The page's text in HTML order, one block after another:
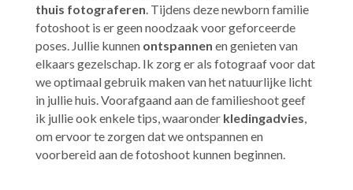
thuis fotograferen . Tijdens deze newborn familie
fotoshoot is er geen noodzaak voor geforceerde
poses. Jullie kunnen ontspannen en genieten van
elkaars gezelschap. Ik zorg er als fotograaf voor dat
we optimaal gebruik maken van het natuurlijke licht
in jullie huis. Voorafgaand aan de familieshoot geef
ik jullie ook enkele tips, waaronder kledingadvies
om ervoor te zorgen dat we ontspannen en
voorbereid aan de fotoshoot kunnen beginnen.